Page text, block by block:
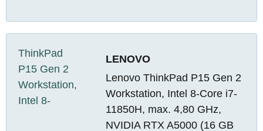
LENOVO
Lenovo ThinkPad P15 Gen 2
Workstation, Intel 8-Core i7-
11850H, max. 4,80 GHz,
NVIDIA RTX A5000 (16 GB